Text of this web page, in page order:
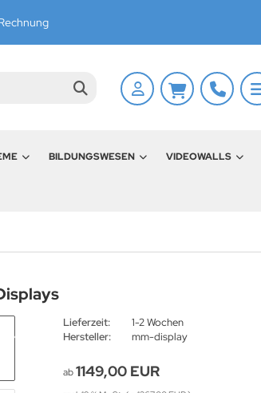
BILDUNGSWESEN VIDEOWALLS
Lieferzeit:
1-2 Wochen
Hersteller:
mm-display
ab1149,00 EUR